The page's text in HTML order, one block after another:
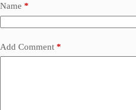
Name *
Add Comment *